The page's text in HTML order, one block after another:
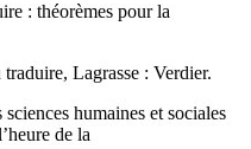
: théorèmes pour la
traduire, Lagrasse : Verdier.
humaines et sociales
de la